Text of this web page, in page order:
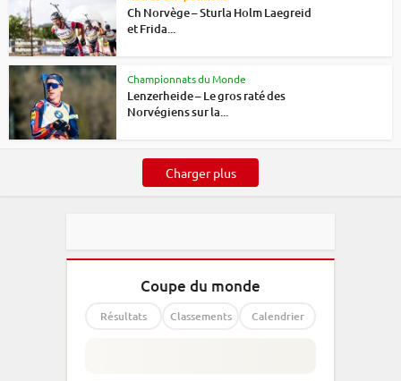
Ch Norvège – Sturla Holm Laegreid
et Frida...
Championnats du Monde
Lenzerheide – Le gros raté des
Norvégiens sur la...
Charger plus
Coupe du monde
Résultats Classements Calendrier